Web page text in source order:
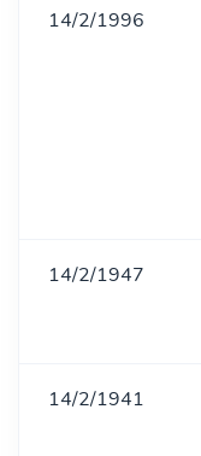
14/2/1996
14/2/1947
14/2/1941